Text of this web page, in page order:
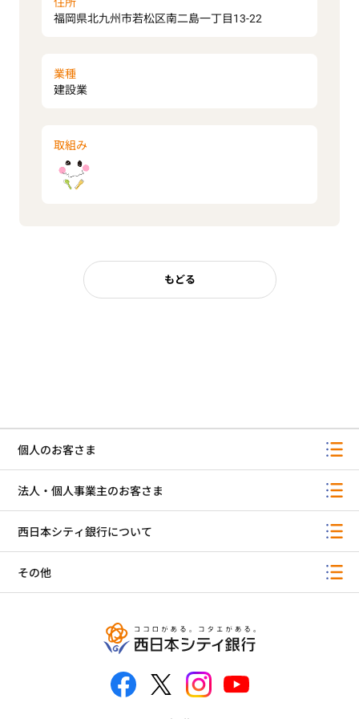
福岡県北九州市若松区南二島一丁目13-22
業種
建設業
取組み
もどる
個人のお客さま
法人・個人事業主のお客さま
西日本シティ銀行について
その他